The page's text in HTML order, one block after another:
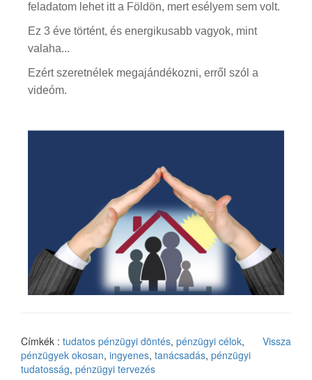
feladatom lehet itt a Földön, mert esélyem sem volt.
Ez 3 éve történt, és energikusabb vagyok, mint
valaha...
Ezért szeretnélek megajándékozni, erről szól a
videóm.
Vissza
Címkék : tudatos pénzügyi döntés, pénzügyi célok,
pénzügyek okosan, ingyenes, tanácsadás, pénzügyi
tudatosság, pénzügyi tervezés